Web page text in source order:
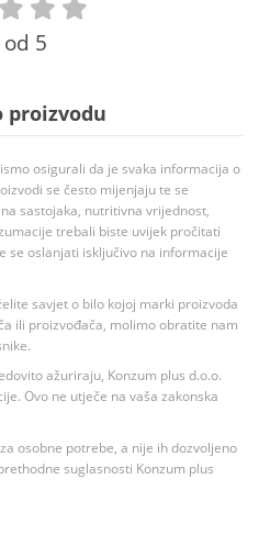
od 5
proizvodu
osigurali da je svaka informacija o
se često mijenjaju te se
sastojaka, nutritivna vrijednost,
trebali biste uvijek pročitati
se oslanjati isključivo na informacije
savjet o bilo kojoj marki proizvoda
ili proizvođača, molimo obratite nam
ažuriraju, Konzum plus d.o.o.
Ovo ne utječe na vaša zakonska
osobne potrebe, a nije ih dozvoljeno
suglasnosti Konzum plus